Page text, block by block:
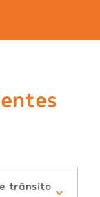
trânsito